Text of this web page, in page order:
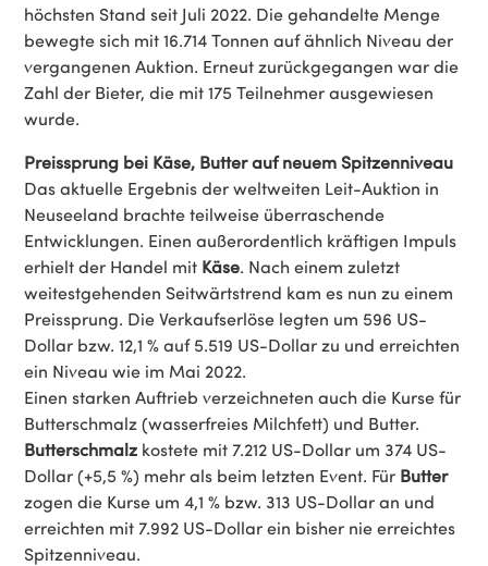
höchsten Stand seit Juli 2022. Die gehandelte Menge
bewegte sich mit 16.714 Tonnen auf ähnlich Niveau der
vergangenen Auktion. Erneut zurückgegangen war die
Zahl der Bieter, die mit 175 Teilnehmer ausgewiesen
wurde.
Preissprung bei Käse, Butter auf neuem Spitzenniveau
Das aktuelle Ergebnis der weltweiten Leit-Auktion in
Neuseeland brachte teilweise überraschende
Entwicklungen. Einen außerordentlich kräftigen Impuls
erhielt der Handel mit Käse. Nach einem zuletzt
weitestgehenden Seitwärtstrend kam es nun zu einem
Preissprung. Die Verkaufserlöse legten um 596 US-
Dollar bzw. 12,1 % auf 5.519 US-Dollar zu und erreichten
ein Niveau wie im Mai 2022.
Einen starken Auftrieb verzeichneten auch die Kurse für
Butterschmalz (wasserfreies Milchfett) und Butter.
Butterschmalz kostete mit 7.212 US-Dollar um 374 US-
Dollar (+5,5 %) mehr als beim letzten Event. Für Butter
zogen die Kurse um 4,1 % bzw. 313 US-Dollar an und
erreichten mit 7.992 US-Dollar ein bisher nie erreichtes
Spitzenniveau.